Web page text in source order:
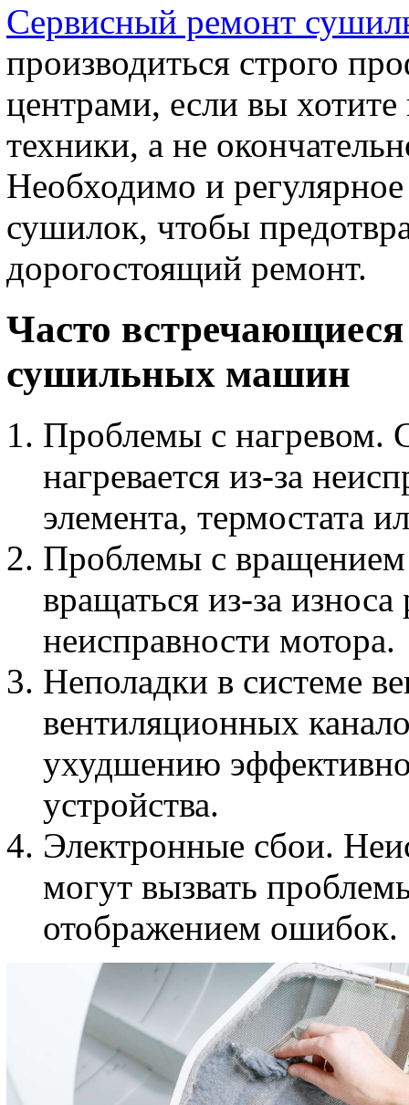
Сервисный ремонт
производиться строго
центрами, если вы
техники, а не
Необходимо и
сушилок, чтобы
дорогостоящий ремонт.
Часто
сушильных машин
Проблемы с нагревом.
нагревается из-за
элемента, термостата
Проблемы с вращением
вращаться из-за
неисправности мотора.
Неполадки в системе
вентиляционных
ухудшению
устройства.
Электронные сбои.
могут вызвать
отображением ошибок.